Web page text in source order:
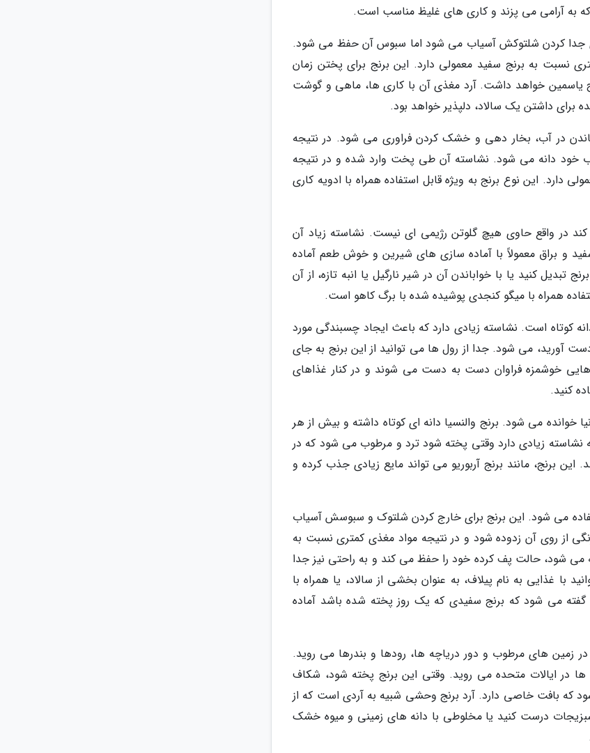
به آرامی می پزند و کاری های غلیظ مناسب است.
برای جدا کردن شلتوکش آسیاب می شود اما سبوس آن حفظ می شود.
نسبت به برنج سفید معمولی دارد. این برنج برای پختن زمان
یاسمین خواهد داشت. آرد مغذی آن با کاری ها، ماهی و گوشت
داشتن یک سالاد، دلپذیر خواهد بود.
در آب، بخار دهی و خشک کردن فراوری می شود. در نتیجه
دانه می شود. نشاسته آن طی پخت وارد شده و در نتیجه
دارد. این نوع برنج به ویژه قابل استفاده همراه با ادویه کاری
کند در واقع حاوی هیچ گلوتن رژیمی ای نیست. نشاسته زیاد آن
و براق معمولاً با آماده سازی های شیرین و خوش طعم آماده
کنید یا با خواباندن آن در شیر نارگیل یا انبه تازه، از آن
همراه با میگو کنجدی پوشیده شده با برگ کاهو است.
کوتاه است. نشاسته زیادی دارد که باعث ایجاد چسبندگی مورد
آورید، می شود. جدا از رول ها می توانید از این برنج به جای
هایی خوشمزه فراوان دست به دست می شوند و در کنار غذاهای
کنید.
خوانده می شود. برنج والنسیا دانه ای کوتاه داشته و بیش از هر
که نشاسته زیادی دارد وقتی پخته شود ترد و مرطوب می شود که در
برنج، مانند برنج آربوریو می تواند مایع زیادی جذب کرده و
می شود. این برنج برای خارج کردن شلتوک و سبوسش آسیاب
از روی آن زدوده شود و در نتیجه مواد مغذی کمتری نسبت به
می شود، حالت پف کرده خود را حفظ می کند و به راحتی نیز جدا
با غذایی به نام پیلاف، به عنوان بخشی از سالاد، یا همراه با
می شود که برنج سفیدی که یک روز پخته شده باشد آماده
زمین های مرطوب و دور دریاچه ها، رودها و بندرها می روید.
در ایالات متحده می روید. وقتی این برنج پخته شود، شکاف
که بافت خاصی دارد. آرد برنج وحشی شبیه به آردی است که از
درست کنید یا مخلوطی با دانه های زمینی و میوه خشک